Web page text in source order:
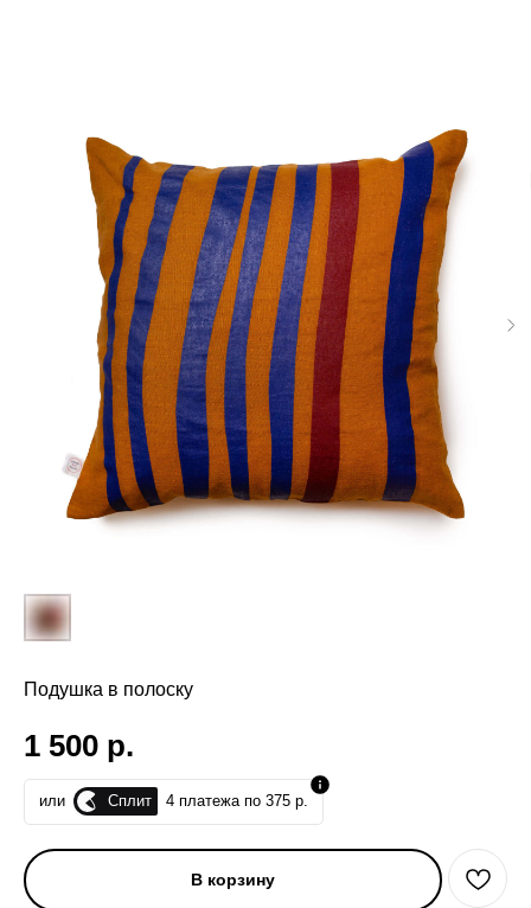
Подушка в полоску
1 500 р.
или Сплит 4 платежа по 375 р.
В корзину